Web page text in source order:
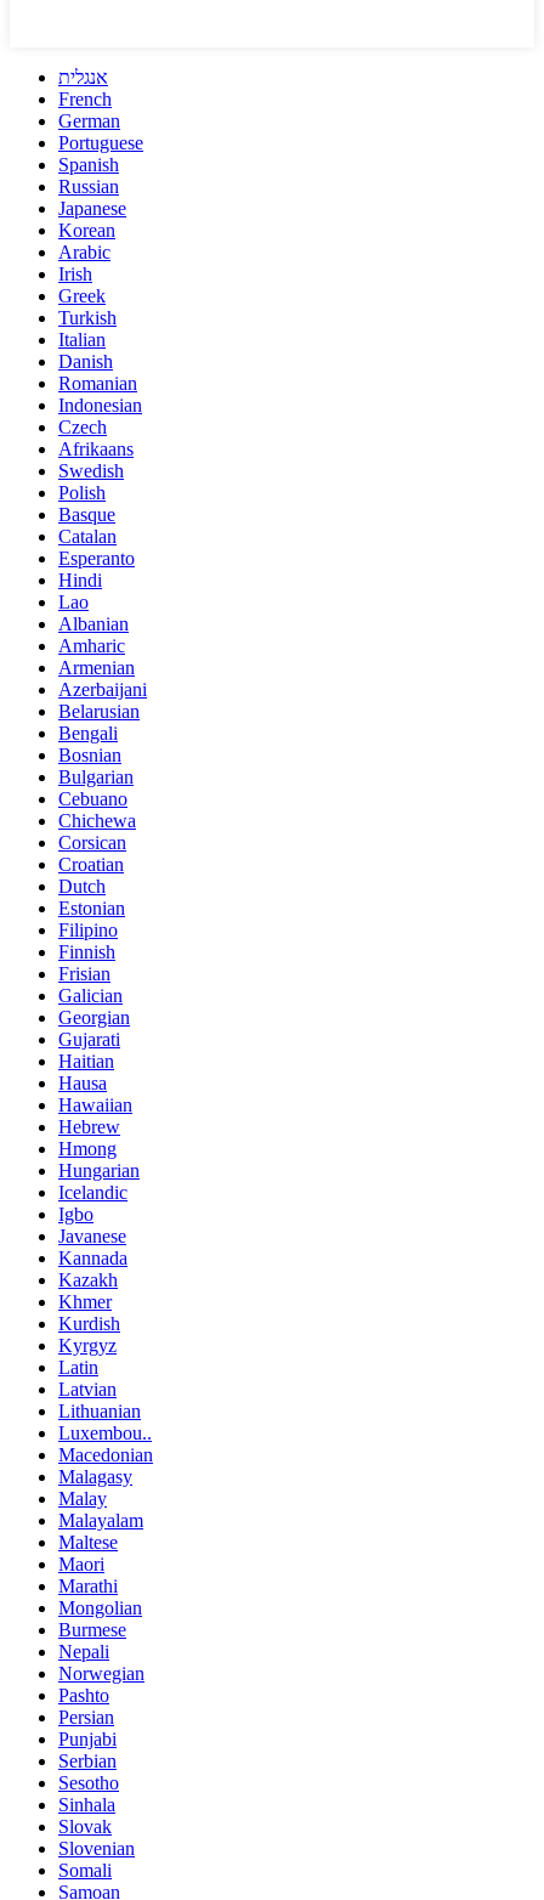
אנגלית
French
German
Portuguese
Spanish
Russian
Japanese
Korean
Arabic
Irish
Greek
Turkish
Italian
Danish
Romanian
Indonesian
Czech
Afrikaans
Swedish
Polish
Basque
Catalan
Esperanto
Hindi
Lao
Albanian
Amharic
Armenian
Azerbaijani
Belarusian
Bengali
Bosnian
Bulgarian
Cebuano
Chichewa
Corsican
Croatian
Dutch
Estonian
Filipino
Finnish
Frisian
Galician
Georgian
Gujarati
Haitian
Hausa
Hawaiian
Hebrew
Hmong
Hungarian
Icelandic
Igbo
Javanese
Kannada
Kazakh
Khmer
Kurdish
Kyrgyz
Latin
Latvian
Lithuanian
Luxembou..
Macedonian
Malagasy
Malay
Malayalam
Maltese
Maori
Marathi
Mongolian
Burmese
Nepali
Norwegian
Pashto
Persian
Punjabi
Serbian
Sesotho
Sinhala
Slovak
Slovenian
Somali
Samoan